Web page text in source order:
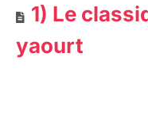
1) Le
yaourt